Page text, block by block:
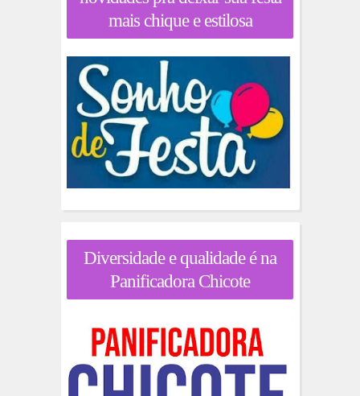
mais chique e estilosa
Diversidade e qualidade é na
Panificadora Chicote